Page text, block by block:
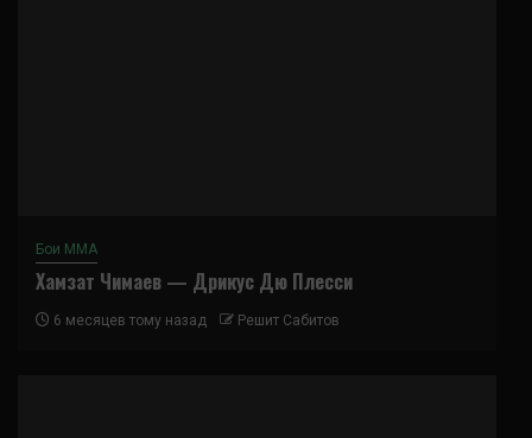
Бои ММА
Хамзат Чимаев — Дрикус Дю Плесси
6 месяцев тому назад Решит Сабитов